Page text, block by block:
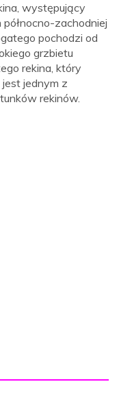
występujący
zachodniej
pochodzi od
grzbietu
rekina, który
jednym z
rekinów.